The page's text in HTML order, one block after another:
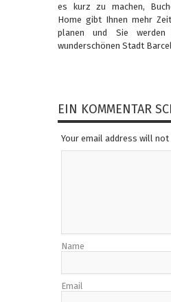
es kurz zu machen,
Home gibt Ihnen mehr
planen und Sie
wunderschönen Stadt
EIN KOMMENTAR
Your email address will not
Name
Email